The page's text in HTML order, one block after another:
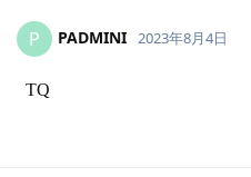
P PADMINI 2023年8月4日
TQ